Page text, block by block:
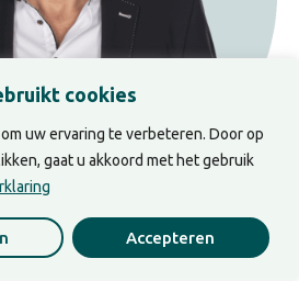
cookies
uw ervaring te verbeteren. Door op
gaat u akkoord met het gebruik
Accepteren